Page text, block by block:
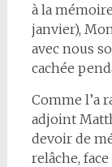
à la
janvier),
avec nous
cachée
Comme l’a
adjoint
devoir de
relâche,